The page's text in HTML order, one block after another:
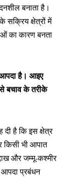
बनाता है।
सक्रिय क्षेत्रों में
का कारण बनता
है। आइए
बचाव के तरीके
है कि इस क्षेत्र
किसी भी आपात
और जम्मू-कश्मीर
प्रबंधन